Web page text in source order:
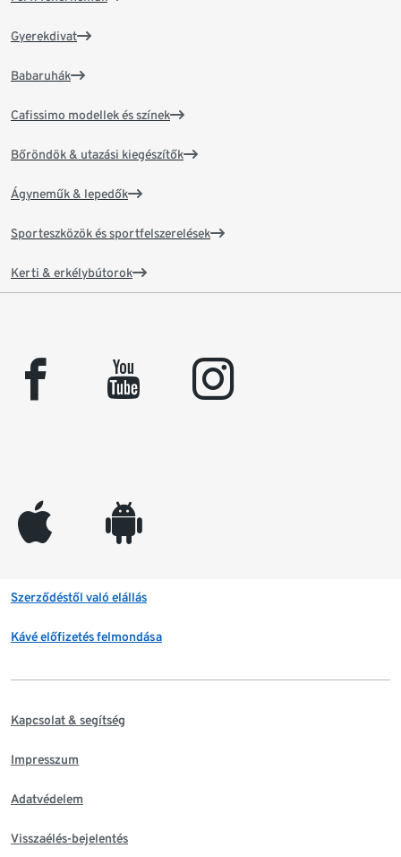
Gyerekdivat
Babaruhák
Cafissimo modellek és színek
Bőröndök & utazási kiegészítők
Ágyneműk & lepedők
Sporteszközök és sportfelszerelések
Kerti & erkélybútorok
facebook youtube instagram
appleinc android
Szerződéstől való elállás
Kávé előfizetés felmondása
Kapcsolat & segítség
Impresszum
Adatvédelem
Visszaélés-bejelentés